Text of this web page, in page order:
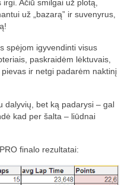
dažnių lentelė
Ačiū smilgai už plotą,
už „bazarą” ir suvenyrus,
spėjom igyvendinti visus
paskraidėm lėktuvais,
ir netgi padarėm naktinį
dalyvių, bet ką padarysi – gal
kad per šalta – liūdnai
finalo rezultatai: